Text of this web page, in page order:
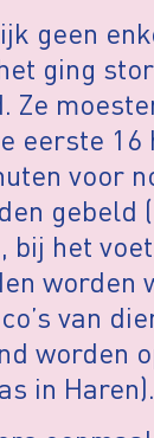
geen
ging
Ze
eerste 16
voor
gebeld
bij het
worden
van
worden
in Haren).